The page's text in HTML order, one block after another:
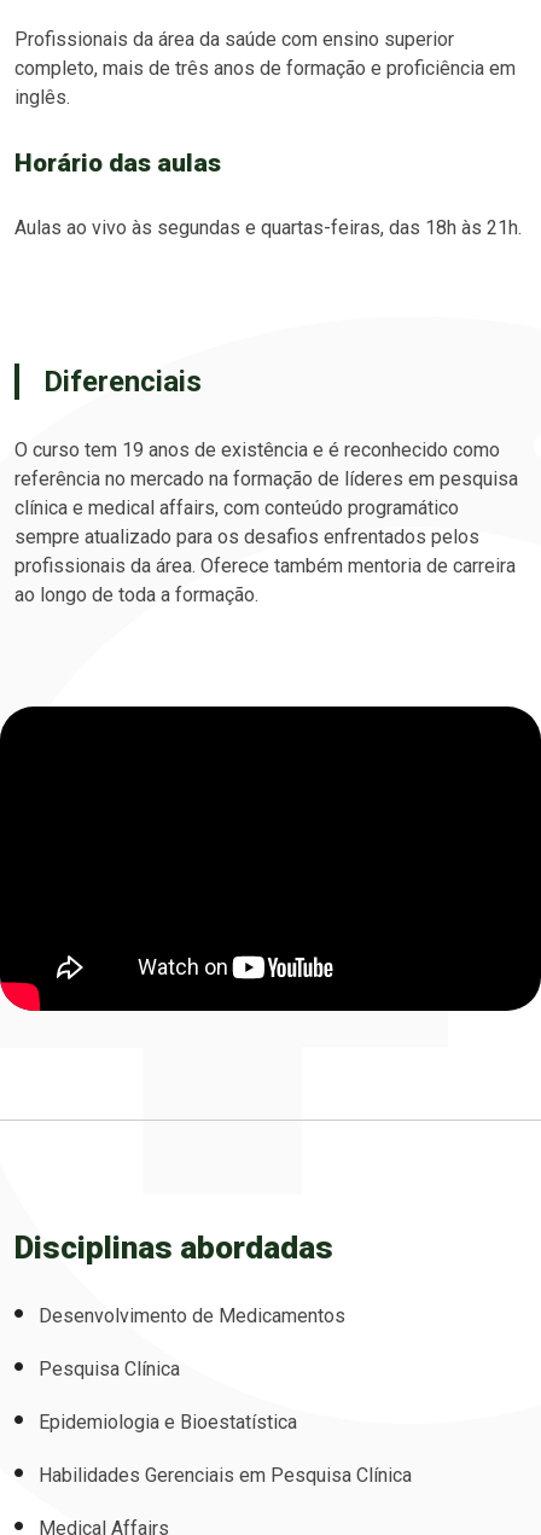
Profissionais da área da saúde com ensino superior
completo, mais de três anos de formação e proficiência em
inglês.
Horário das aulas
Aulas ao vivo às segundas e quartas-feiras, das 18h às 21h.
Diferenciais
O curso tem 19 anos de existência e é reconhecido como
referência no mercado na formação de líderes em pesquisa
clínica e medical affairs, com conteúdo programático
sempre atualizado para os desafios enfrentados pelos
profissionais da área. Oferece também mentoria de carreira
ao longo de toda a formação.
Disciplinas abordadas
Desenvolvimento de Medicamentos
Pesquisa Clínica
Epidemiologia e Bioestatística
Habilidades Gerenciais em Pesquisa Clínica
Medical Affairs